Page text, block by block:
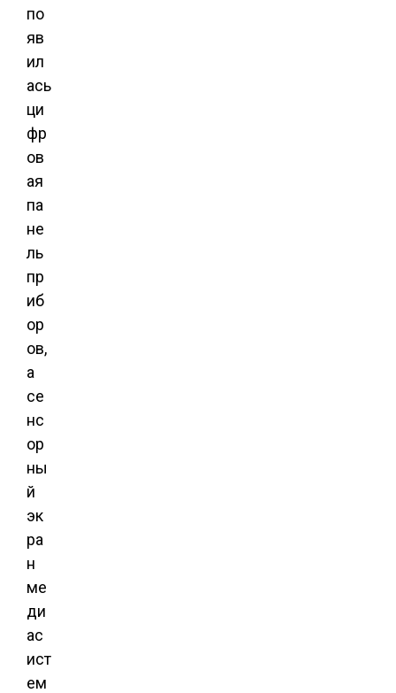
по
яв
ил
ась
ци
фр
ов
ая
па
не
ль
пр
иб
ор
ов,
а
се
нс
ор
ны
й
эк
ра
н
ме
ди
ас
ист
ем